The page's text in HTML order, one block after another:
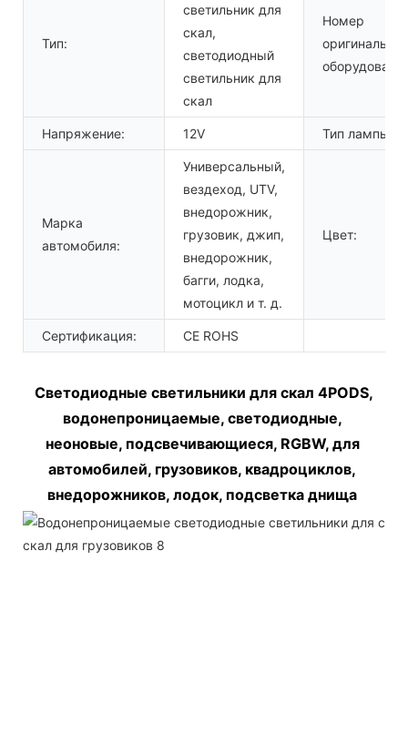
Тип:
светильник для
скал,
светодиодный
светильник для
скал
Номер
Напряжение: 12V Тип лампы:
Марка
автомобиля:
Универсальный,
вездеход, UTV,
внедорожник,
грузовик, джип,
внедорожник,
багги, лодка,
мотоцикл и т. д.
Цвет:
Сертификация: CE ROHS
Светодиодные светильники для скал 4PODS,
водонепроницаемые, светодиодные,
неоновые, подсвечивающиеся, RGBW, для
автомобилей, грузовиков, квадроциклов,
внедорожников, лодок, подсветка днища